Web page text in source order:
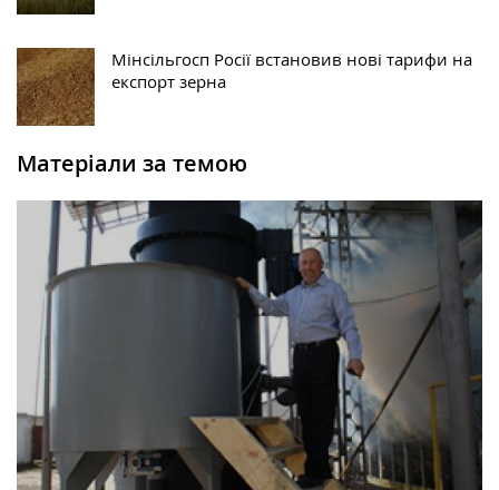
Мінсільгосп Росії встановив нові тарифи на
експорт зерна
Матеріали за темою